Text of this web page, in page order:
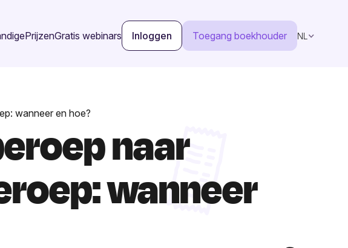
PrijzenGratis webinars Inloggen Toegang boekhouder NL
wanneer en hoe?
naar
wanneer